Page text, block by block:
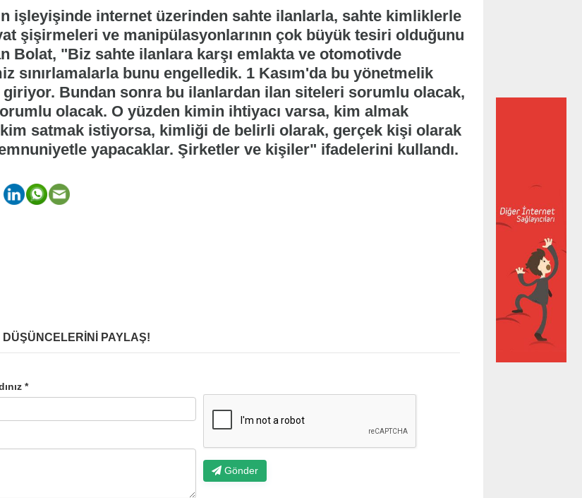
işleyişinde internet üzerinden sahte ilanlarla, sahte kimliklerle
şişirmeleri ve manipülasyonlarının çok büyük tesiri olduğunu
Bolat, "Biz sahte ilanlara karşı emlakta ve otomotivde
sınırlamalarla bunu engelledik. 1 Kasım'da bu yönetmelik
Bundan sonra bu ilanlardan ilan siteleri sorumlu olacak,
olacak. O yüzden kimin ihtiyacı varsa, kim almak
satmak istiyorsa, kimliği de belirli olarak, gerçek kişi olarak
yapacaklar. Şirketler ve kişiler" ifadelerini kullandı.
DÜŞÜNCELERİNİ PAYLAŞ!
*
Gönder